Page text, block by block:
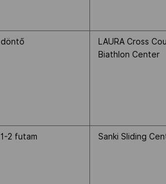
döntő
LAURA Cross
Biathlon Center
1-2 futam Sanki Sliding